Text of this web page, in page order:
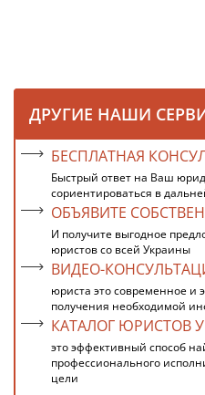
ДРУГИЕ НАШИ
БЕСПЛАТНАЯ
Быстрый ответ на Ваш
сориентироваться в
ОБЪЯВИТЕ
И получите выгодное
юристов со всей Украины
ВИДЕО-
юриста это современное и
получения необходимой
КАТАЛОГ ЮРИСТОВ
это эффективный способ
профессионального
цели